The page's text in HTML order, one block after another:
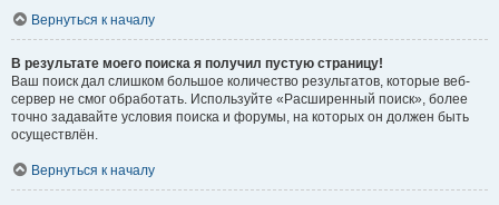
Вернуться к началу
В результате моего поиска я получил пустую страницу!
Ваш поиск дал слишком большое количество результатов, которые веб-
сервер не смог обработать. Используйте «Расширенный поиск», более
точно задавайте условия поиска и форумы, на которых он должен быть
осуществлён.
Вернуться к началу